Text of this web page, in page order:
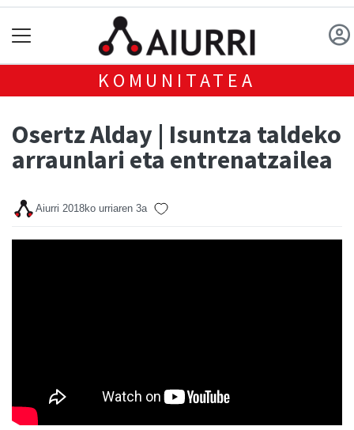
KOMUNITATEA
Osertz Alday | Isuntza taldeko
arraunlari eta entrenatzailea
Aiurri 2018ko urriaren 3a